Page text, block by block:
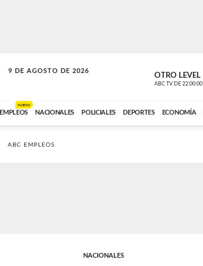
9 DE AGOSTO DE 2026
SOLO MÚSICA OTRO LEVEL
ABC TV DE 22:00:00
EMPLEOS
NUEVO
NACIONALES POLICIALES DEPORTES ECONOMÍA
ABC EMPLEOS
NACIONALES